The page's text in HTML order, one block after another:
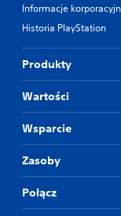
Informacje
Historia PlayStation
Produkty
Wartości
Wsparcie
Zasoby
Połącz